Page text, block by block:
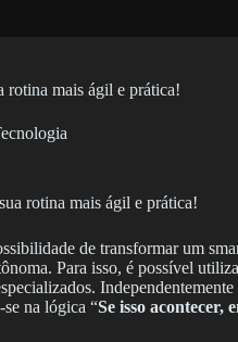
rotina mais ágil e prática!
de transformar um
Para isso, é possível
se na lógica “Se isso acontecer,